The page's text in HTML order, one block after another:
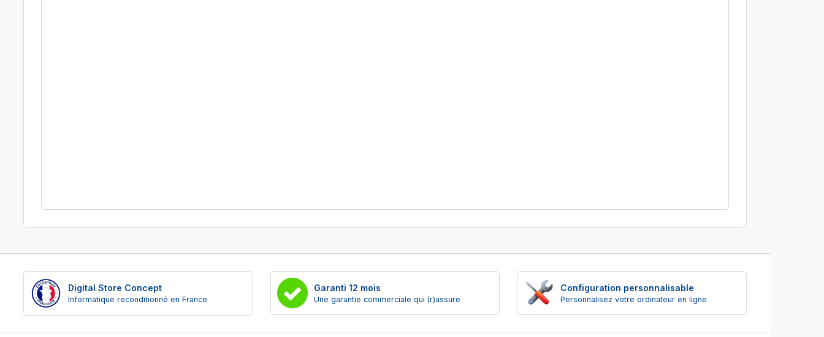
Digital Store Concept
Informatique reconditionné en France
Garanti 12 mois
Une garantie commerciale qui (r)assure
Configuration personnalisable
Personnalisez votre ordinateur en ligne